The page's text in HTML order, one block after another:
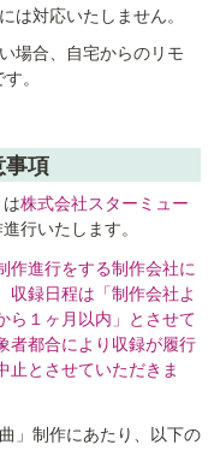
は対応いたしません。
場合、自宅からのリモ
。
事項
株式会社スターミュー
行いたします。
作進行をする制作会社に
収録日程は「制作会社よ
ら１ヶ月以内」とさせて
者都合により収録が履行
止とさせていただきま
」制作にあたり、以下の